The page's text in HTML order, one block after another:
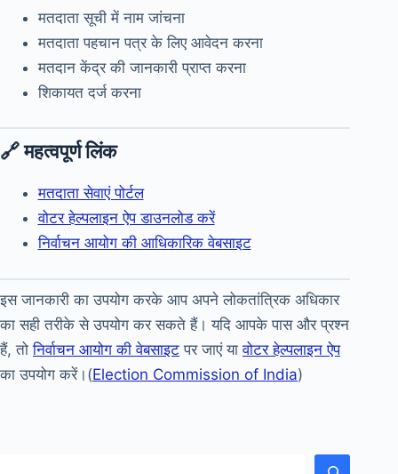
मतदाता सूची में नाम जांचना
मतदाता पहचान पत्र के लिए आवेदन करना
मतदान केंद्र की जानकारी प्राप्त करना
शिकायत दर्ज करना
🔗 महत्वपूर्ण लिंक
मतदाता सेवाएं पोर्टल
वोटर हेल्पलाइन ऐप डाउनलोड करें
निर्वाचन आयोग की आधिकारिक वेबसाइट
इस जानकारी का उपयोग करके आप अपने लोकतांत्रिक अधिकार
का सही तरीके से उपयोग कर सकते हैं। यदि आपके पास और प्रश्न
हैं, तोनिर्वाचन आयोग की वेबसाइट पर जाएं यावोटर हेल्पलाइन ऐप
का उपयोग करें।(Election Commission of India)